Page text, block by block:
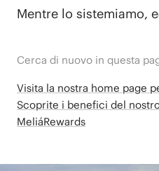
Mentre lo sistemiamo,
Cerca di nuovo in questa
Visita la nostra home page
Scoprite i benefici del
MeliáRewards